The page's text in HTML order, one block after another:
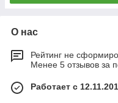
О нас
Рейтинг не
Менее 5 отзывов за
Работает с